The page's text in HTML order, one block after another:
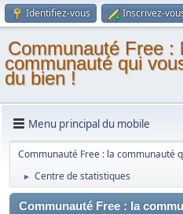
Identifiez-vous Inscrivez-
Communauté Free :
communauté qui
du bien !
Menu principal du mobile
Communauté Free : la communauté
► Centre de statistiques
Communauté Free : la